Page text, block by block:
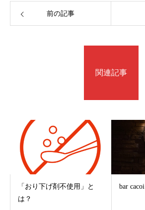
前の記事
関連記事
「おり下げ剤不使用」と
は？
bar cacoi